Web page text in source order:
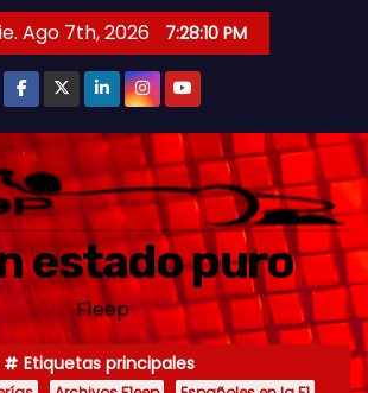
Ago 7th, 2026 7:28:11 PM
estado puro
F1eep
Etiquetas principales